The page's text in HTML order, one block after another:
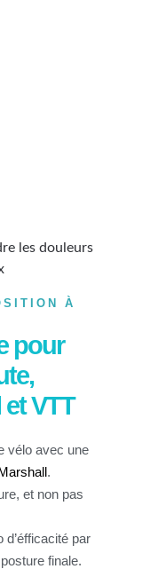
À
pour
VTT
vélo avec une
.
et non pas
d’éfficacité par
finale.